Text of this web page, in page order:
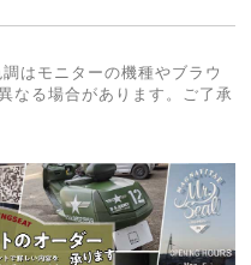
はモニターの機種やブラウ
なる場合があります。ご了承